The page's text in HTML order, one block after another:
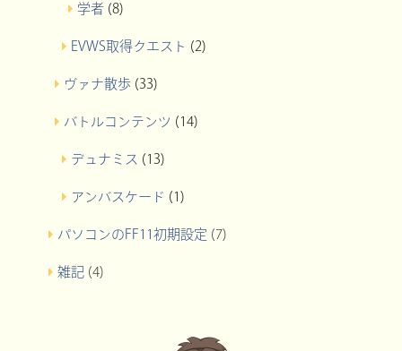
学者 (8)
EVWS取得クエスト (2)
ヴァナ散歩 (33)
バトルコンテンツ (14)
デュナミス (13)
アンバスケード (1)
パソコンのFF11初期設定 (7)
雑記 (4)